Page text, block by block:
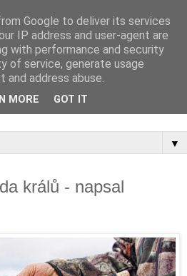
kurzů a co se na nich
▼
králů - napsal
Google to deliver its services
IP address and user-agent are
with performance and security
of service, generate usage
address abuse.
MORE GOT IT